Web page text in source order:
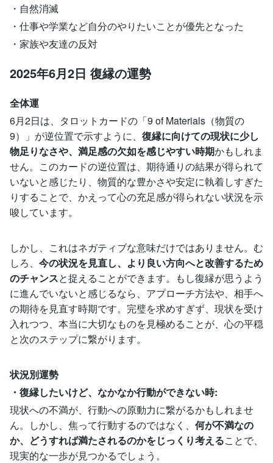
・自然消滅
・仕事や学業など自分のやりたいことが優先となった
・家族や友達の反対
2025年6月2日 復縁の運勢
全体運
6月2日は、タロットカードの「9 of Materials（物質の
9）」が逆位置で示すように、 復縁に向けての現状に少し
物足りなさや、満足感の欠如を感じやすい時期かもしれま
せん。このカードの逆位置は、期待通りの結果が得られて
いないと感じたり、物質的な豊かさや安定に執着しすぎた
りすることで、かえって心の充足感が得られない状況を示
唆しています。
しかし、これはネガティブな意味だけではありません。む
しろ、 今の状況を見直し、より良い方向へと改善するため
のチャンスと捉えることができます。もし復縁が思うよう
に進んでいないと感じるなら、アプローチ方法や、相手へ
の期待を見直す時期です。完璧を求めすぎず、現状を受け
入れつつ、本当に大切なものを見極めることが、心の平穏
と次のステップに繋がります。
状況別運勢
・復縁したいけど、なかなか行動ができない時:
現状への不満が、行動への原動力に繋がるかもしれませ
ん。しかし、焦って行動するのではなく、 何が不満なの
か、どうすれば満たされるのかをじっくり考えることで、
現実的な一歩が見つかるでしょう。